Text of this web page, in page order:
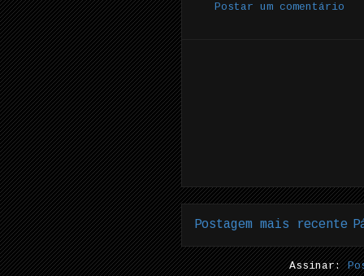
Postar um comentário
Postagem mais recente
Assinar: